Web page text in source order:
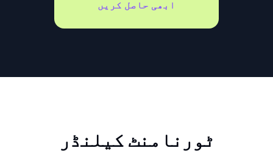
ابھی حاصل کریں
ٹورنامنٹ کیلنڈر